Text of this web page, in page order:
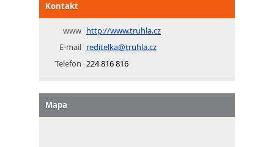
Kontakt
www http://www.truhla.cz
E-mail reditelka@truhla.cz
Telefon 224 816 816
Mapa